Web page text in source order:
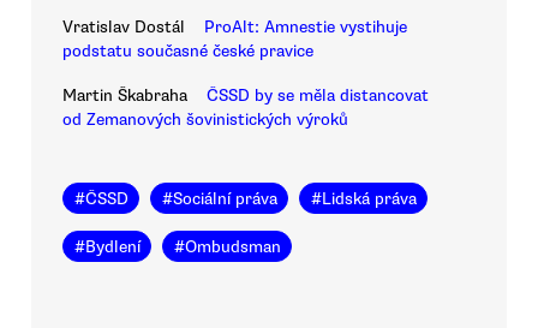
Vratislav Dostál
ProAlt: Amnestie vystihuje
podstatu současné české pravice
Martin Škabraha
ČSSD by se měla distancovat
od Zemanových šovinistických výroků
#ČSSD #Sociální práva #Lidská práva
#Bydlení #Ombudsman